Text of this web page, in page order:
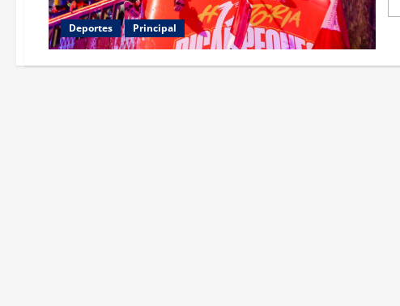
Deportes Principal